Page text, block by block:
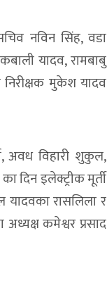
नविन सिंह, वडा
यादव, रामबाबु
निरीक्षक मुकेश यादव
अवध विहारी शुकुल,
दिन इलेक्ट्रीक मूर्ती
रासलिला र
कमेश्वर प्रसाद